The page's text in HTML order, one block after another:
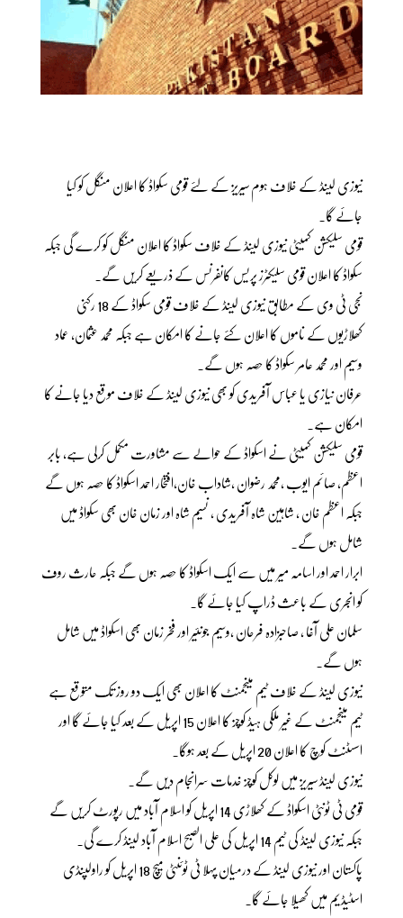
نیوزی لینڈ کے خلاف ہوم سیریز کے لئے قومی سکواڈ کا اعلان منگل کو کیا
جائے گا۔
قومی سلیکشن کمیٹی نیوزی لینڈ کے خلاف سکواڈ کا اعلان منگل کو کرے گی جبکہ
سکواڈ کا اعلان قومی سلیکٹرز پریس کانفرنس کے ذریعے کریں گے۔
نجی ٹی وی کے مطابق نیوزی لینڈ کے خلاف قومی سکواڈ کے 18 رکنی
کھلاڑیوں کے ناموں کا اعلان کئے جانے کا امکان ہے جبکہ محمد عثمان، عماد
وسیم اور محمد عامر سکواڈ کا حصہ ہوں گے۔
عرفان نیازی یا عباس آفریدی کو بھی نیوزی لینڈ کے خلاف موقع دیا جانے کا
امکان ہے۔
قومی سلیکشن کمیٹی نے اسکواڈ کے حوالے سے مشاورت مکمل کرلی ہے، بابر
اعظم، صائم ایوب ،محمد رضوان ،شاداب خان،افتخار احمد اسکواڈ کا حصہ ہوں گے
جبکہ اعظم خان ، شاہین شاہ آفریدی ، نسیم شاہ اور زمان خان بھی سکواڈ میں
شامل ہوں گے۔
ابرار احمد اور اسامہ میر میں سے ایک اسکواڈ کا حصہ ہوں گے جبکہ حارث روف
کو انجری کے باعث ڈراپ کیا جائے گا۔
سلمان علی آغا ، صاحبزادہ فرحان ،وسیم جونئیر اور فخر زمان بھی اسکواڈ میں شامل
ہوں گے۔
نیوزی لینڈ کے خلاف ٹیم مینجمنٹ کا اعلان بھی ایک دو روز تک متوقع ہے
ٹیم مینجمنٹ کے غیر ملکی ہیڈ کوچز کا اعلان 15 اپریل کے بعد کیا جائے گا اور
اسسٹنٹ کوچ کا اعلان 20 اپریل کے بعد ہوگا۔
نیوزی لینڈ سیریز میں لوکل کوچز خدمات سرانجام دیں گے۔
قومی ٹی ٹونٹی اسکواڈ کے کھلاڑی 14 اپریل کو اسلام آباد میں رپورٹ کریں گے
جبکہ نیوزی لینڈ کی ٹیم 14 اپریل کی علی الصبح اسلام آباد لینڈ کرے گی۔
پاکستان اور نیوزی لینڈ کے درمیان پہلا ٹی ٹوئنٹی میچ 18 اپریل کو راولپنڈی
اسٹیڈیم میں کھیلا جائے گا۔